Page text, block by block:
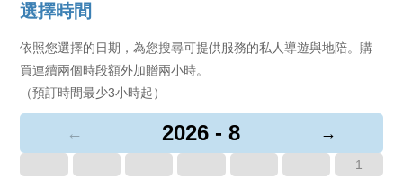
選擇時間
依照您選擇的日期，為您搜尋可提供服務的私人導遊與地陪。購
買連續兩個時段額外加贈兩小時。
（預訂時間最少3小時起）
← 2026 - 8 →
1